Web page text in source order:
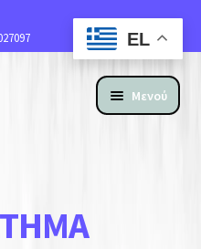
Μενού
EL